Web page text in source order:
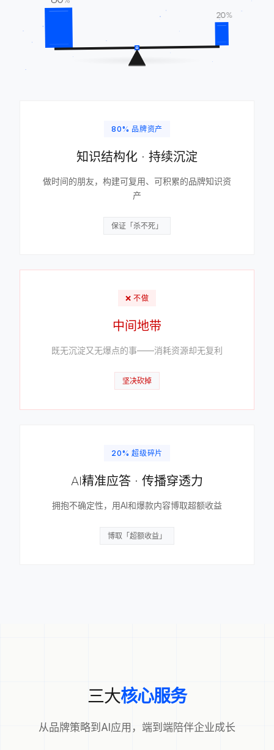
20%
80% 品牌资产
知识结构化 · 持续沉淀
做时间的朋友，构建可复用、可积累的品牌知识资
产
保证「杀不死」
❌ 不做
中间地带
既无沉淀又无爆点的事——消耗资源却无复利
坚决砍掉
20% 超级碎片
AI精准应答 · 传播穿透力
拥抱不确定性，用AI和爆款内容博取超额收益
博取「超额收益」
三大核心服务
从品牌策略到AI应用，端到端陪伴企业成长